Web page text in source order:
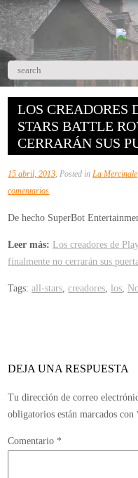
LOS CREADORES
STARS BATTLE
CERRARÁN SUS
15 abril, 2013, Posted inLa Mercinale
comentariosen
creadores
de
PlayStation
Stars
sus
puertas
De hecho SuperBot
Leer más: Los creadores de
finalmente no cerrarán sus
Tags:all-stars,creadores,los,
DEJA UNA RESPUESTA
Tu dirección de correo
obligatorios están marcados con
Comentario *